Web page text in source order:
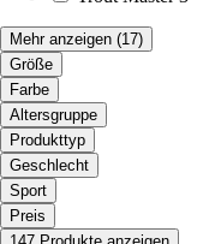
Mehr anzeigen (17)
Größe
Farbe
Altersgruppe
Produkttyp
Geschlecht
Sport
Preis